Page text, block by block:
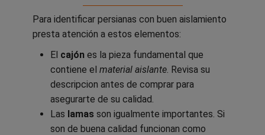
Para identificar persianas con buen aislamiento
presta atención a estos elementos:
El cajón es la pieza fundamental que
contiene el material aislante . Revisa su
descripcion antes de comprar para
asegurarte de su calidad.
Las lamas son igualmente importantes. Si
son de buena calidad funcionan como